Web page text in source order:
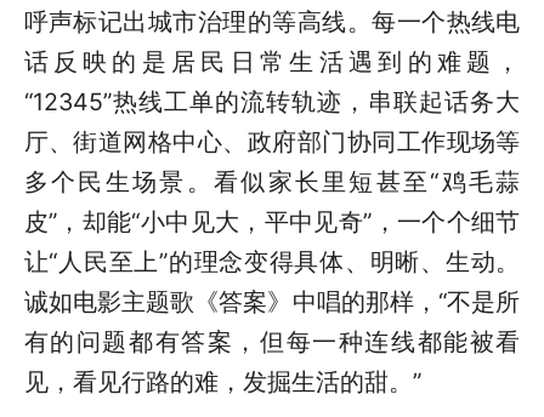
呼声标记出城市治理的等高线。每一个热线电
话反映的是居民日常生活遇到的难题，
“12345”热线工单的流转轨迹，串联起话务大
厅、街道网格中心、政府部门协同工作现场等
多个民生场景。看似家长里短甚至“鸡毛蒜
皮”，却能“小中见大，平中见奇”，一个个细节
让“人民至上”的理念变得具体、明晰、生动。
诚如电影主题歌《答案》中唱的那样，“不是所
有的问题都有答案，但每一种连线都能被看
见，看见行路的难，发掘生活的甜。”